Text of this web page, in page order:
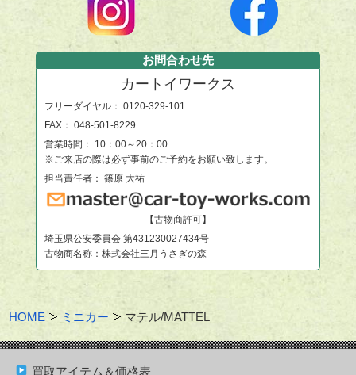
お問合わせ先
カートイワークス
フリーダイヤル： 0120-329-101
FAX： 048-501-8229
営業時間： 10：00～20：00
※ご来店の際は必ず事前のご予約をお願い致します。
担当責任者： 篠原 大祐
【古物商許可】
埼玉県公安委員会 第431230027434号
古物商名称：株式会社三月うさぎの森
HOME ミニカー マテル/MATTEL
買取アイテム＆価格表